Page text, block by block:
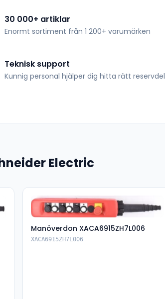
30 000+ artiklar
Enormt sortiment från 1 200+ varumärken
Teknisk support
Kunnig personal hjälper dig hitta rätt reservdel
Electric
Manöverdon XACA6915ZH7L006
XACA6915ZH7L006